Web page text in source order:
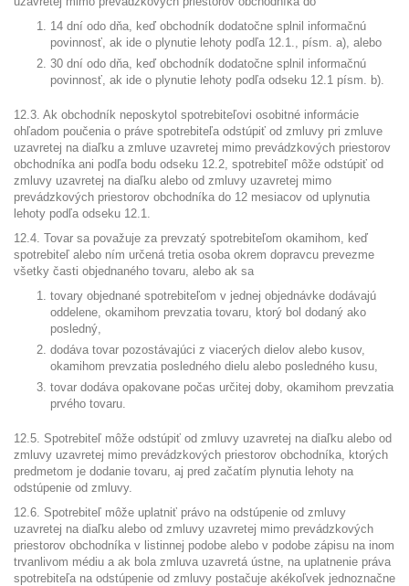
14 dní odo dňa, keď obchodník dodatočne splnil informačnú
povinnosť, ak ide o plynutie lehoty podľa 12.1., písm. a), alebo
30 dní odo dňa, keď obchodník dodatočne splnil informačnú
povinnosť, ak ide o plynutie lehoty podľa odseku 12.1 písm. b).
12.3. Ak obchodník neposkytol spotrebiteľovi osobitné informácie
ohľadom poučenia o práve spotrebiteľa odstúpiť od zmluvy pri zmluve
uzavretej na diaľku a zmluve uzavretej mimo prevádzkových priestorov
obchodníka ani podľa bodu odseku 12.2, spotrebiteľ môže odstúpiť od
zmluvy uzavretej na diaľku alebo od zmluvy uzavretej mimo
prevádzkových priestorov obchodníka do 12 mesiacov od uplynutia
lehoty podľa odseku 12.1.
12.4. Tovar sa považuje za prevzatý spotrebiteľom okamihom, keď
spotrebiteľ alebo ním určená tretia osoba okrem dopravcu prevezme
všetky časti objednaného tovaru, alebo ak sa
tovary objednané spotrebiteľom v jednej objednávke dodávajú
oddelene, okamihom prevzatia tovaru, ktorý bol dodaný ako
posledný,
dodáva tovar pozostávajúci z viacerých dielov alebo kusov,
okamihom prevzatia posledného dielu alebo posledného kusu,
tovar dodáva opakovane počas určitej doby, okamihom prevzatia
prvého tovaru.
12.5. Spotrebiteľ môže odstúpiť od zmluvy uzavretej na diaľku alebo od
zmluvy uzavretej mimo prevádzkových priestorov obchodníka, ktorých
predmetom je dodanie tovaru, aj pred začatím plynutia lehoty na
odstúpenie od zmluvy.
12.6. Spotrebiteľ môže uplatniť právo na odstúpenie od zmluvy
uzavretej na diaľku alebo od zmluvy uzavretej mimo prevádzkových
priestorov obchodníka v listinnej podobe alebo v podobe zápisu na inom
trvanlivom médiu a ak bola zmluva uzavretá ústne, na uplatnenie práva
spotrebiteľa na odstúpenie od zmluvy postačuje akékoľvek jednoznačne